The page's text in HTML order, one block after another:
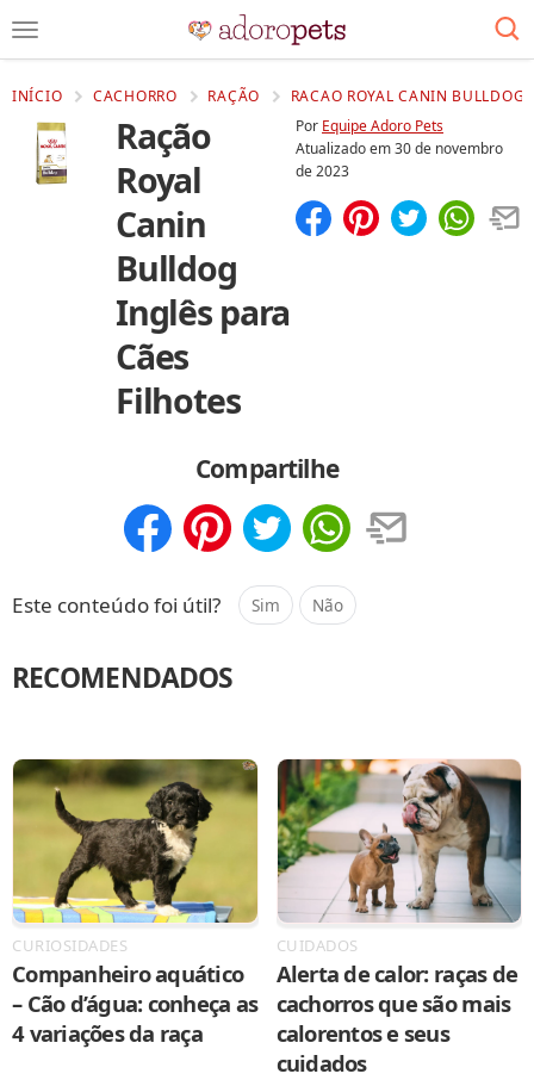
INÍCIO CACHORRO RAÇÃO RACAO ROYAL CANIN BULLDOG
Ração
Royal
Canin
Bulldog
Inglês para
Cães
Filhotes
Por Equipe Adoro Pets
Atualizado em30 de novembro
de 2023
Compartilhe
Este conteúdo foi útil? Sim Não
RECOMENDADOS
CURIOSIDADES
Companheiro aquático
– Cão d’água: conheça as
4 variações da raça
CUIDADOS
Alerta de calor: raças de
cachorros que são mais
calorentos e seus
cuidados